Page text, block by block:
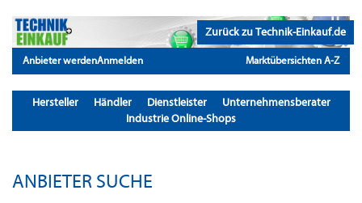
Zurück zu Technik-Einkauf.de
Anbieter werdenAnmelden Marktübersichten A-Z
Hersteller Händler Dienstleister
Unternehmensberater
Industrie Online-Shops
ANBIETER SUCHE